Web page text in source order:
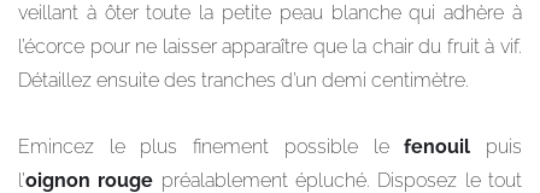
veillant à ôter toute la petite peau blanche qui adhère à
l’écorce pour ne laisser apparaître que la chair du fruit à vif.
Détaillez ensuite des tranches d’un demi centimètre.
Emincez le plus finement possible lefenouil puis
l’oignon rouge préalablement épluché. Disposez le tout